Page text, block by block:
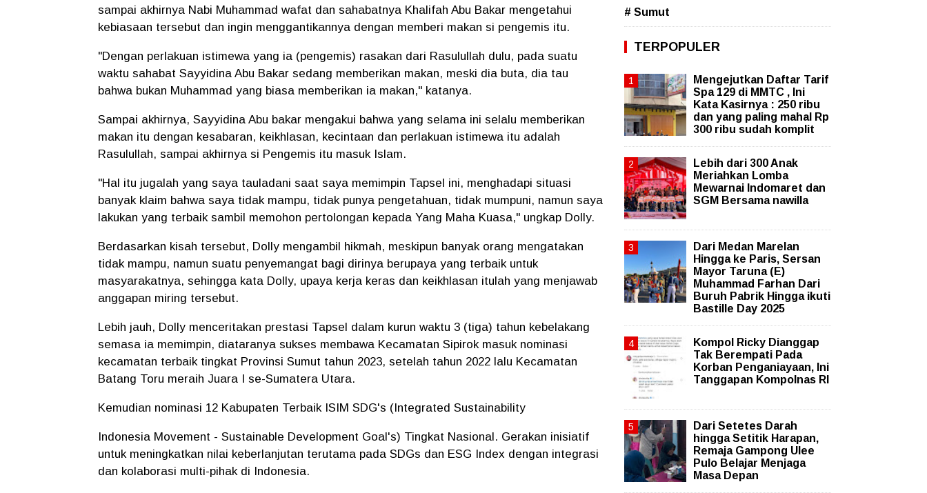
sampai akhirnya Nabi Muhammad wafat dan sahabatnya Khalifah Abu Bakar mengetahui
kebiasaan tersebut dan ingin menggantikannya dengan memberi makan si pengemis itu.
"Dengan perlakuan istimewa yang ia (pengemis) rasakan dari Rasulullah dulu, pada suatu
waktu sahabat Sayyidina Abu Bakar sedang memberikan makan, meski dia buta, dia tau
bahwa bukan Muhammad yang biasa memberikan ia makan," katanya.
Sampai akhirnya, Sayyidina Abu bakar mengakui bahwa yang selama ini selalu memberikan
makan itu dengan kesabaran, keikhlasan, kecintaan dan perlakuan istimewa itu adalah
Rasulullah, sampai akhirnya si Pengemis itu masuk Islam.
"Hal itu jugalah yang saya tauladani saat saya memimpin Tapsel ini, menghadapi situasi
banyak klaim bahwa saya tidak mampu, tidak punya pengetahuan, tidak mumpuni, namun saya
lakukan yang terbaik sambil memohon pertolongan kepada Yang Maha Kuasa," ungkap Dolly.
Berdasarkan kisah tersebut, Dolly mengambil hikmah, meskipun banyak orang mengatakan
tidak mampu, namun suatu penyemangat bagi dirinya berupaya yang terbaik untuk
masyarakatnya, sehingga kata Dolly, upaya kerja keras dan keikhlasan itulah yang menjawab
anggapan miring tersebut.
Lebih jauh, Dolly menceritakan prestasi Tapsel dalam kurun waktu 3 (tiga) tahun kebelakang
semasa ia memimpin, diataranya sukses membawa Kecamatan Sipirok masuk nominasi
kecamatan terbaik tingkat Provinsi Sumut tahun 2023, setelah tahun 2022 lalu Kecamatan
Batang Toru meraih Juara I se-Sumatera Utara.
Kemudian nominasi 12 Kabupaten Terbaik ISIM SDG's (Integrated Sustainability
Indonesia Movement - Sustainable Development Goal's) Tingkat Nasional. Gerakan inisiatif
untuk meningkatkan nilai keberlanjutan terutama pada SDGs dan ESG Index dengan integrasi
dan kolaborasi multi-pihak di Indonesia.
# Sumut
TERPOPULER
Mengejutkan Daftar Tarif
Spa 129 di MMTC , Ini
Kata Kasirnya : 250 ribu
dan yang paling mahal Rp
300 ribu sudah komplit
Lebih dari 300 Anak
Meriahkan Lomba
Mewarnai Indomaret dan
SGM Bersama nawilla
‎Dari Medan Marelan
Hingga ke Paris, Sersan
Mayor Taruna (E)
Muhammad Farhan Dari
Buruh Pabrik Hingga ikuti
Bastille Day 2025
Kompol Ricky Dianggap
Tak Berempati Pada
Korban Penganiayaan, Ini
Tanggapan Kompolnas RI
Dari Setetes Darah
hingga Setitik Harapan,
Remaja Gampong Ulee
Pulo Belajar Menjaga
Masa Depan